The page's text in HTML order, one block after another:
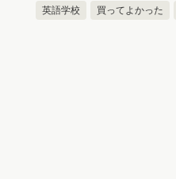
英語学校 買ってよかった